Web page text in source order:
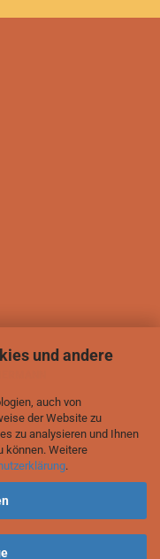
und andere
auch von
der Website zu
zu analysieren und Ihnen
können. Weitere
.